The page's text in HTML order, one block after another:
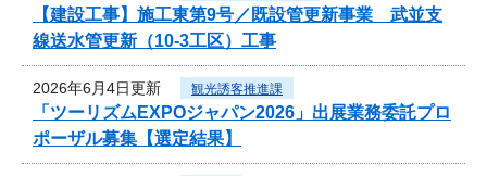
【建設工事】施工東第9号／既設管更新事業 武並支
線送水管更新（10-3工区）工事
2026年6月4日更新 観光誘客推進課
「ツーリズムEXPOジャパン2026」出展業務委託プロ
ポーザル募集【選定結果】